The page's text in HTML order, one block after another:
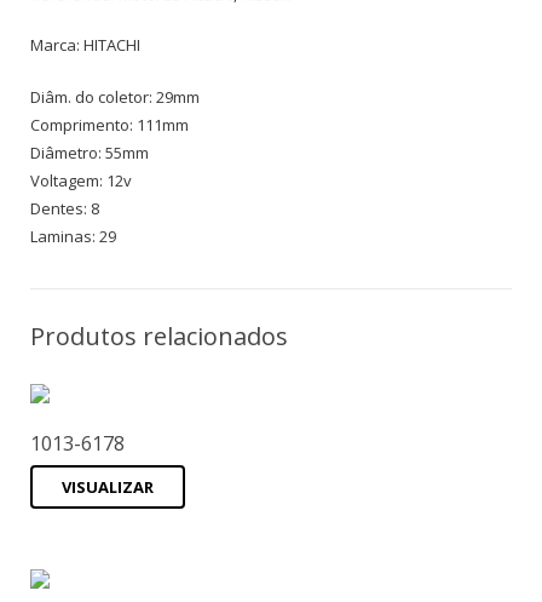
Marca: HITACHI
Diâm. do coletor: 29mm
Comprimento: 111mm
Diâmetro: 55mm
Voltagem: 12v
Dentes: 8
Laminas: 29
Produtos relacionados
1013-6178
VISUALIZAR